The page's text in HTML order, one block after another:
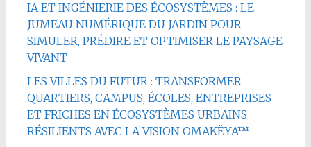
IA ET INGÉNIERIE DES ÉCOSYSTÈMES : LE
JUMEAU NUMÉRIQUE DU JARDIN POUR
SIMULER, PRÉDIRE ET OPTIMISER LE PAYSAGE
VIVANT
LES VILLES DU FUTUR : TRANSFORMER
QUARTIERS, CAMPUS, ÉCOLES, ENTREPRISES
ET FRICHES EN ÉCOSYSTÈMES URBAINS
RÉSILIENTS AVEC LA VISION OMAKËYA™